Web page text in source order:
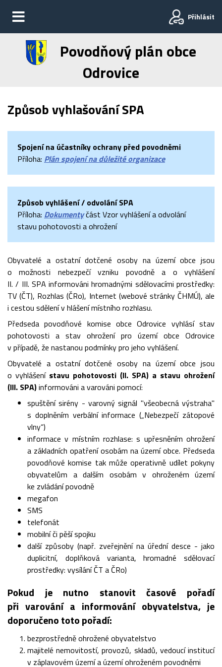
Přihlásit
Povodňový plán obce
Odrovice
Způsob vyhlašování SPA
Spojení na účastníky ochrany před povodněmi
Příloha: Plán spojení na důležité organizace
Způsob vyhlášení / odvolání SPA
Příloha: Dokumentyčást Vzor vyhlášení a odvolání
stavu pohotovosti a ohrožení
Obyvatelé a ostatní dotčené osoby na území obce jsou
o možnosti nebezpečí vzniku povodně a o vyhlášení
II. / III. SPA informováni hromadnými sdělovacími prostředky:
TV (ČT), Rozhlas (ČRo), Internet (webové stránky ČHMÚ), ale
i cestou sdělení v hlášení místního rozhlasu.
Předseda povodňové komise obce Odrovice vyhlásí stav
pohotovosti a stav ohrožení pro území obce Odrovice
v případě, že nastanou podmínky pro jeho vyhlášení.
Obyvatelé a ostatní dotčené osoby na území obce jsou
o vyhlášení stavu pohotovosti (II. SPA) a stavu ohrožení
(III. SPA)informováni a varováni pomocí:
spuštění sirény - varovný signál "všeobecná výstraha"
s doplněním verbální informace („Nebezpečí zátopové
vlny“)
informace v místním rozhlase: s upřesněním ohrožení
a základních opatření osobám na území obce. Předseda
povodňové komise tak může operativně udílet pokyny
obyvatelům a dalším osobám v ohroženém území
ke zvládání povodně
megafon
SMS
telefonát
mobilní či pěší spojku
další způsoby (např. zveřejnění na úřední desce - jako
duplicitní, doplňková varianta, hromadné sdělovací
prostředky: vysílání ČT a ČRo)
Pokud je nutno stanovit časové pořadí
při varování a informování obyvatelstva, je
doporučeno toto pořadí:
bezprostředně ohrožené obyvatelstvo
majitelé nemovitostí, provozů, skladů, vedoucí institucí
v záplavovém území a území ohroženém povodněmi